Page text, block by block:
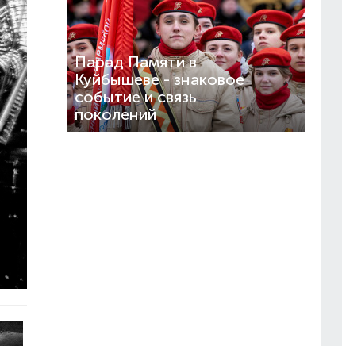
Парад Памяти в
Куйбышеве - знаковое
событие и связь
поколений